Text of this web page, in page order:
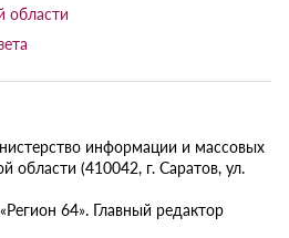
области
информации и массовых
области (410042, г. Саратов, ул.
64». Главный редактор